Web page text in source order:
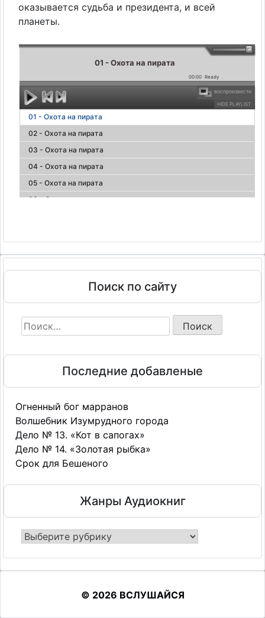
оказывается судьба и президента, и всей
планеты.
01 - Охота на пирата
00:00 Ready
HIDE PLAYLIST
воспроизвести
01 - Охота на пирата
02 - Охота на пирата
03 - Охота на пирата
04 - Охота на пирата
05 - Охота на пирата
06 - Охота на пирата
11 - Охота на пирата
13 - Охота на пирата
14 - Охота на пирата
Поиск по сайту
Найти:
Последние добавленые
Огненный бог марранов
Волшебник Изумрудного города
Дело № 13. «Кот в сапогах»
Дело № 14. «Золотая рыбка»
Срок для Бешеного
Жанры Аудиокниг
Жанры
© 2026 ВСЛУШАЙСЯ